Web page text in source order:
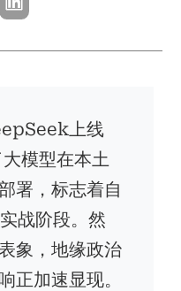
上线
模型在本土
署，标志着自
战阶段。然
象，地缘政治
正加速显现。